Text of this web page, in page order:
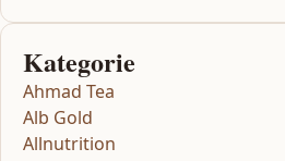
Kategorie
Ahmad Tea
Alb Gold
Allnutrition